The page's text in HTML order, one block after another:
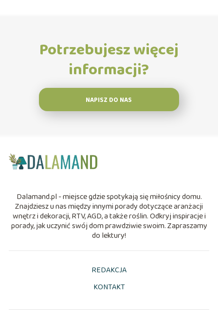
Potrzebujesz więcej
informacji?
NAPISZ DO NAS
Dalamand.pl - miejsce gdzie spotykają się miłośnicy domu.
Znajdziesz u nas między innymi porady dotyczące aranżacji
wnętrz i dekoracji, RTV, AGD, a także roślin. Odkryj inspiracje i
porady, jak uczynić swój dom prawdziwie swoim. Zapraszamy
do lektury!
REDAKCJA
KONTAKT